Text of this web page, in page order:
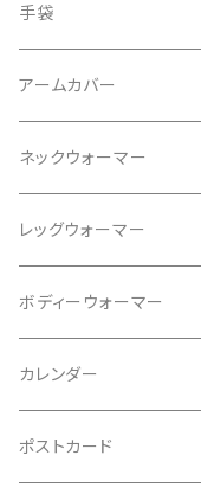
スカート
タンクトップ
プルオーバー
パンツ
ジャケット
イヤリング
ネックレス
ブレスレット
ブローチ
ヘアゴム
手袋
アームカバー
ネックウォーマー
レッグウォーマー
ボディーウォーマー
カレンダー
ポストカード